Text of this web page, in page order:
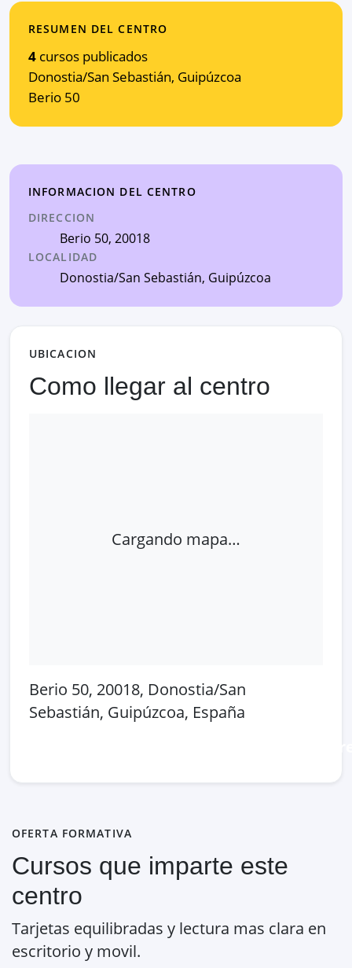
RESUMEN DEL CENTRO
4 cursos publicados
Donostia/San Sebastián, Guipúzcoa
Berio 50
INFORMACION DEL CENTRO
DIRECCION
Berio 50, 20018
LOCALIDAD
Donostia/San Sebastián, Guipúzcoa
UBICACION
Como llegar al centro
Cargando mapa…
Berio 50, 20018, Donostia/San
Sebastián, Guipúzcoa, España
OFERTA FORMATIVA
Cursos que imparte este
centro
Tarjetas equilibradas y lectura mas clara en
escritorio y movil.